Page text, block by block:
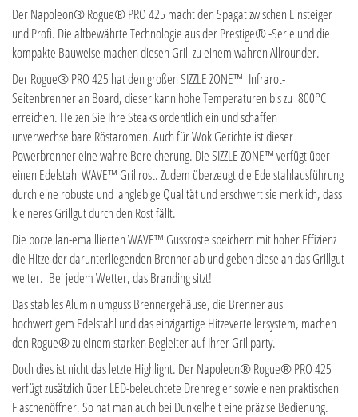
Der Napoleon® Rogue® PRO 425 macht den Spagat zwischen Einsteiger
und Profi. Die altbewährte Technologie aus der Prestige® -Serie und die
kompakte Bauweise machen diesen Grill zu einem wahren Allrounder.
Der Rogue® PRO 425 hat den großen SIZZLE ZONE™ Infrarot-
Seitenbrenner an Board, dieser kann hohe Temperaturen bis zu 800°C
erreichen. Heizen Sie Ihre Steaks ordentlich ein und schaffen
unverwechselbare Röstaromen. Auch für Wok Gerichte ist dieser
Powerbrenner eine wahre Bereicherung. Die SIZZLE ZONE™ verfügt über
einen Edelstahl WAVE™ Grillrost. Zudem überzeugt die Edelstahlausführung
durch eine robuste und langlebige Qualität und erschwert sie merklich, dass
kleineres Grillgut durch den Rost fällt.
Die porzellan-emaillierten WAVE™ Gussroste speichern mit hoher Effizienz
die Hitze der darunterliegenden Brenner ab und geben diese an das Grillgut
weiter. Bei jedem Wetter, das Branding sitzt!
Das stabiles Aluminiumguss Brennergehäuse, die Brenner aus
hochwertigem Edelstahl und das einzigartige Hitzeverteilersystem, machen
den Rogue® zu einem starken Begleiter auf Ihrer Grillparty.
Doch dies ist nicht das letzte Highlight. Der Napoleon® Rogue® PRO 425
verfügt zusätzlich über LED-beleuchtete Drehregler sowie einen praktischen
Flaschenöffner. So hat man auch bei Dunkelheit eine präzise Bedienung.